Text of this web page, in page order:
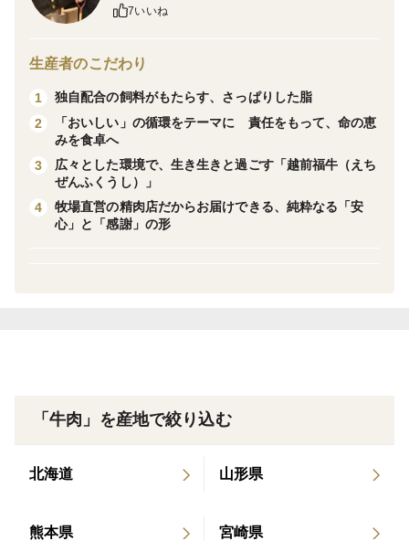
ません。
たのか！」と驚く、圧倒的なクオリティ。
ブランド名に惑わされない、本物の価値がわかるあなた
にこそ。
まずはこの一箱で、若狭牛の実力を確かめてみてくださ
このセットを始まりに若狭牛のファンになっていただけ
【オリジナルブレンド特製焼肉のタレ原材料】
7いいね
生産者のこだわり
1
独自配合の飼料がもたらす、さっぱりした脂
2
「おいしい」の循環をテーマに 責任をもって、命の恵
みを食卓へ
3
広々とした環境で、生き生きと過ごす「越前福牛（えち
ぜんふくうし）」
4
牧場直営の精肉店だからお届けできる、純粋なる「安
心」と「感謝」の形
「牛肉」を産地で絞り込む
北海道 山形県
熊本県 宮崎県